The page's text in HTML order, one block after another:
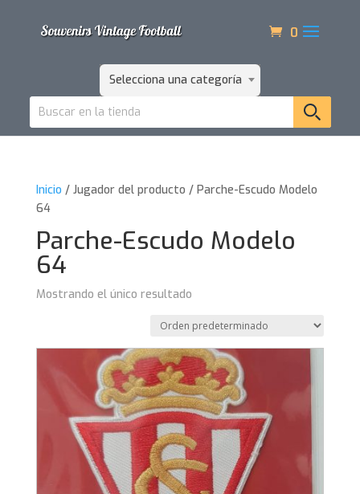
0
Selecciona una categoría
Inicio / Jugador del producto / Parche-Escudo Modelo
64
Parche-Escudo Modelo
64
Mostrando el único resultado